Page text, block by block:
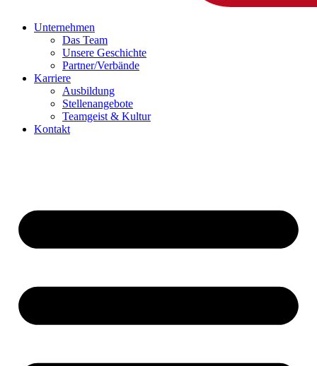
Unternehmen
Das Team
Unsere Geschichte
Partner/Verbände
Karriere
Ausbildung
Stellenangebote
Teamgeist & Kultur
Kontakt